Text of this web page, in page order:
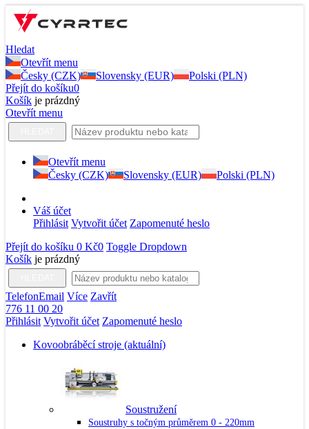
Hledat
Otevřít menu
Česky (CZK)
Slovensky (EUR)
Polski (PLN)
Přejít do košíku0
Košík je prázdný
Otevřít menu
Otevřít menu
Česky (CZK)
Slovensky (EUR) Polski (PLN)
Váš účet
Přihlásit Vytvořit účet Zapomenuté heslo
Přejít do košíku 0 Kč0 Toggle Dropdown
Košík je prázdný
TelefonEmail Více Zavřít
776 11 00 20
Přihlásit Vytvořit účet Zapomenuté heslo
Kovoobráběcí stroje (aktuální)
Soustružení
Soustruhy s točným průměrem 0 - 220mm